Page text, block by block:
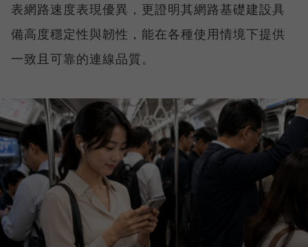
表網路速度表現優異，更證明其網路基礎建設具
備高度穩定性與韌性，能在各種使用情境下提供
一致且可靠的連線品質。